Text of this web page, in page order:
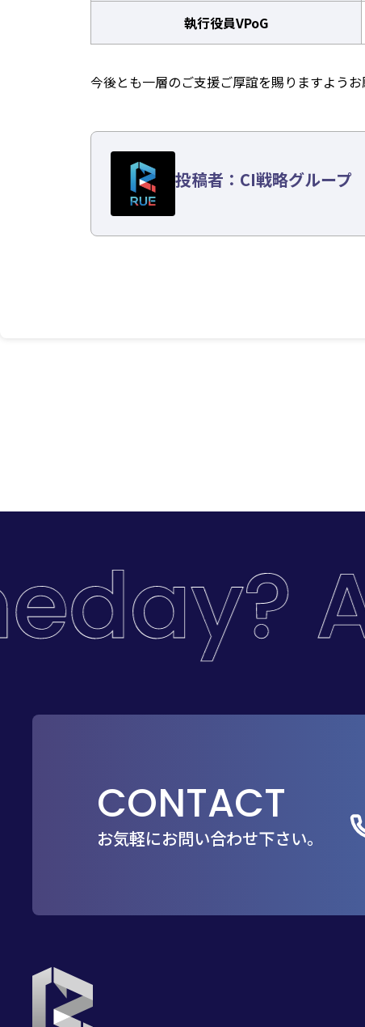
執行役員VPoG
今後とも一層のご支援ご厚誼を賜りますようお
投稿者：CI戦略グループ
CONTACT
お気軽にお問い合わせ下さい。